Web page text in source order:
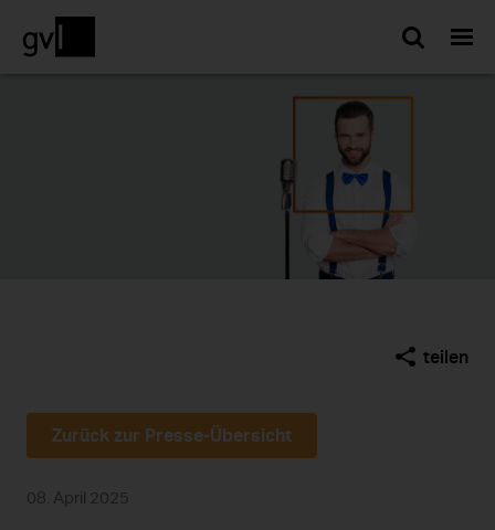
Suche
teilen
Zurück zur Presse-Übersicht
08. April 2025